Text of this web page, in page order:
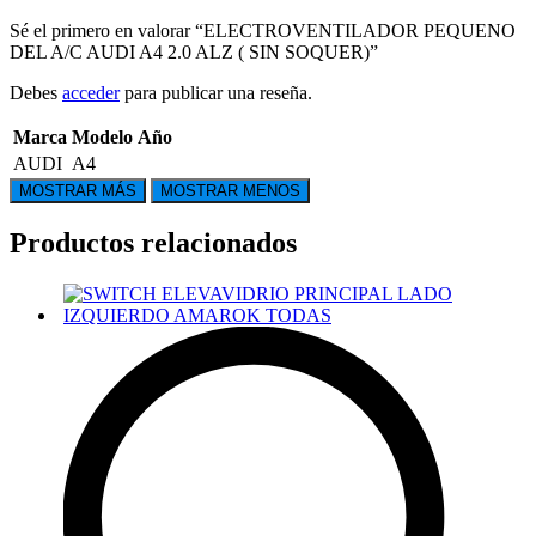
Sé el primero en valorar “ELECTROVENTILADOR PEQUENO
DEL A/C AUDI A4 2.0 ALZ ( SIN SOQUER)”
Debes accederpara publicar una reseña.
Marca Modelo Año
AUDI A4
Productos relacionados